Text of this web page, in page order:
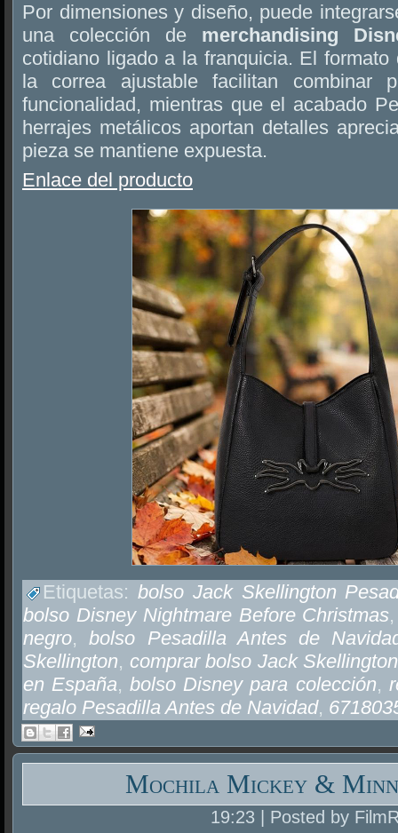
Por dimensiones y diseño, puede
una colección de merchandising
cotidiano ligado a la franquicia. El
la correa ajustable facilitan combinar
funcionalidad, mientras que el acabado
herrajes metálicos aportan detalles
pieza se mantiene expuesta.
Enlace del producto
Etiquetas: bolso Jack Skellington
bolso Disney Nightmare Before Christmas
negro,bolso Pesadilla Antes de
Skellington, comprar bolso Jack Skellington
en España,bolso Disney para colección,
regalo Pesadilla Antes de Navidad,
Mochila Mickey &
19:23 | Posted by